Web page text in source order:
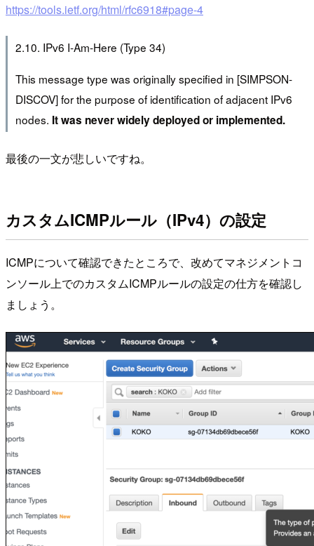
https://tools.ietf.org/html/rfc6918#page-4
2.10. IPv6 I-Am-Here (Type 34)
This message type was originally specified in [SIMPSON-
DISCOV] for the purpose of identification of adjacent IPv6
nodes. It was never widely deployed or implemented.
最後の一文が悲しいですね。
カスタムICMPルール（IPv4）の設定
ICMPについて確認できたところで、改めてマネジメントコ
ンソール上でのカスタムICMPルールの設定の仕方を確認し
ましょう。